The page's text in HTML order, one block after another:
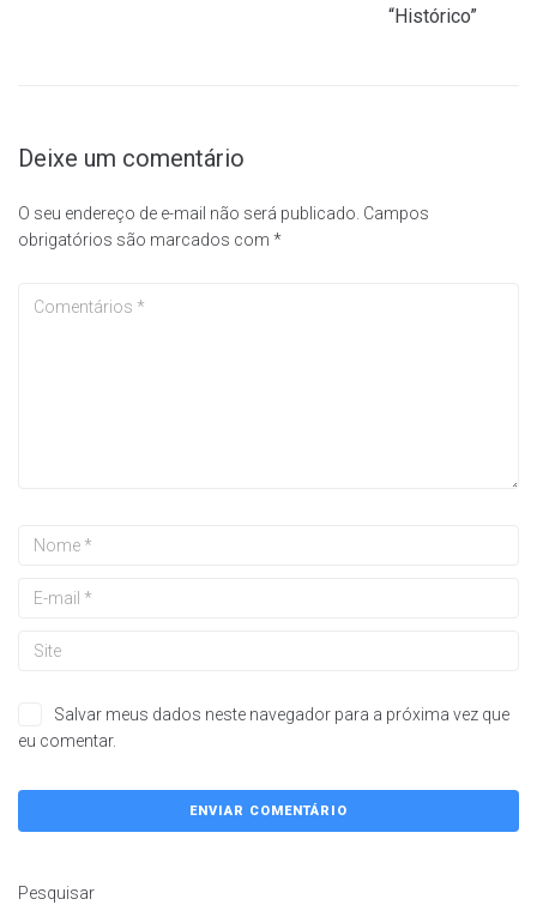
“Histórico”
Deixe um comentário
O seu endereço de e-mail não será publicado. Campos
obrigatórios são marcados com *
Salvar meus dados neste navegador para a próxima vez que
eu comentar.
Pesquisar